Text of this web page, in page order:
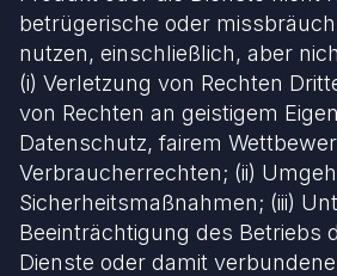
betrügerische oder
nutzen, einschließlich, aber
(i) Verletzung von Rechten
von Rechten an geistigem
Datenschutz, fairem
Verbraucherrechten; (ii)
Sicherheitsmaßnahmen; (iii)
Beeinträchtigung des Betriebs
Dienste oder damit